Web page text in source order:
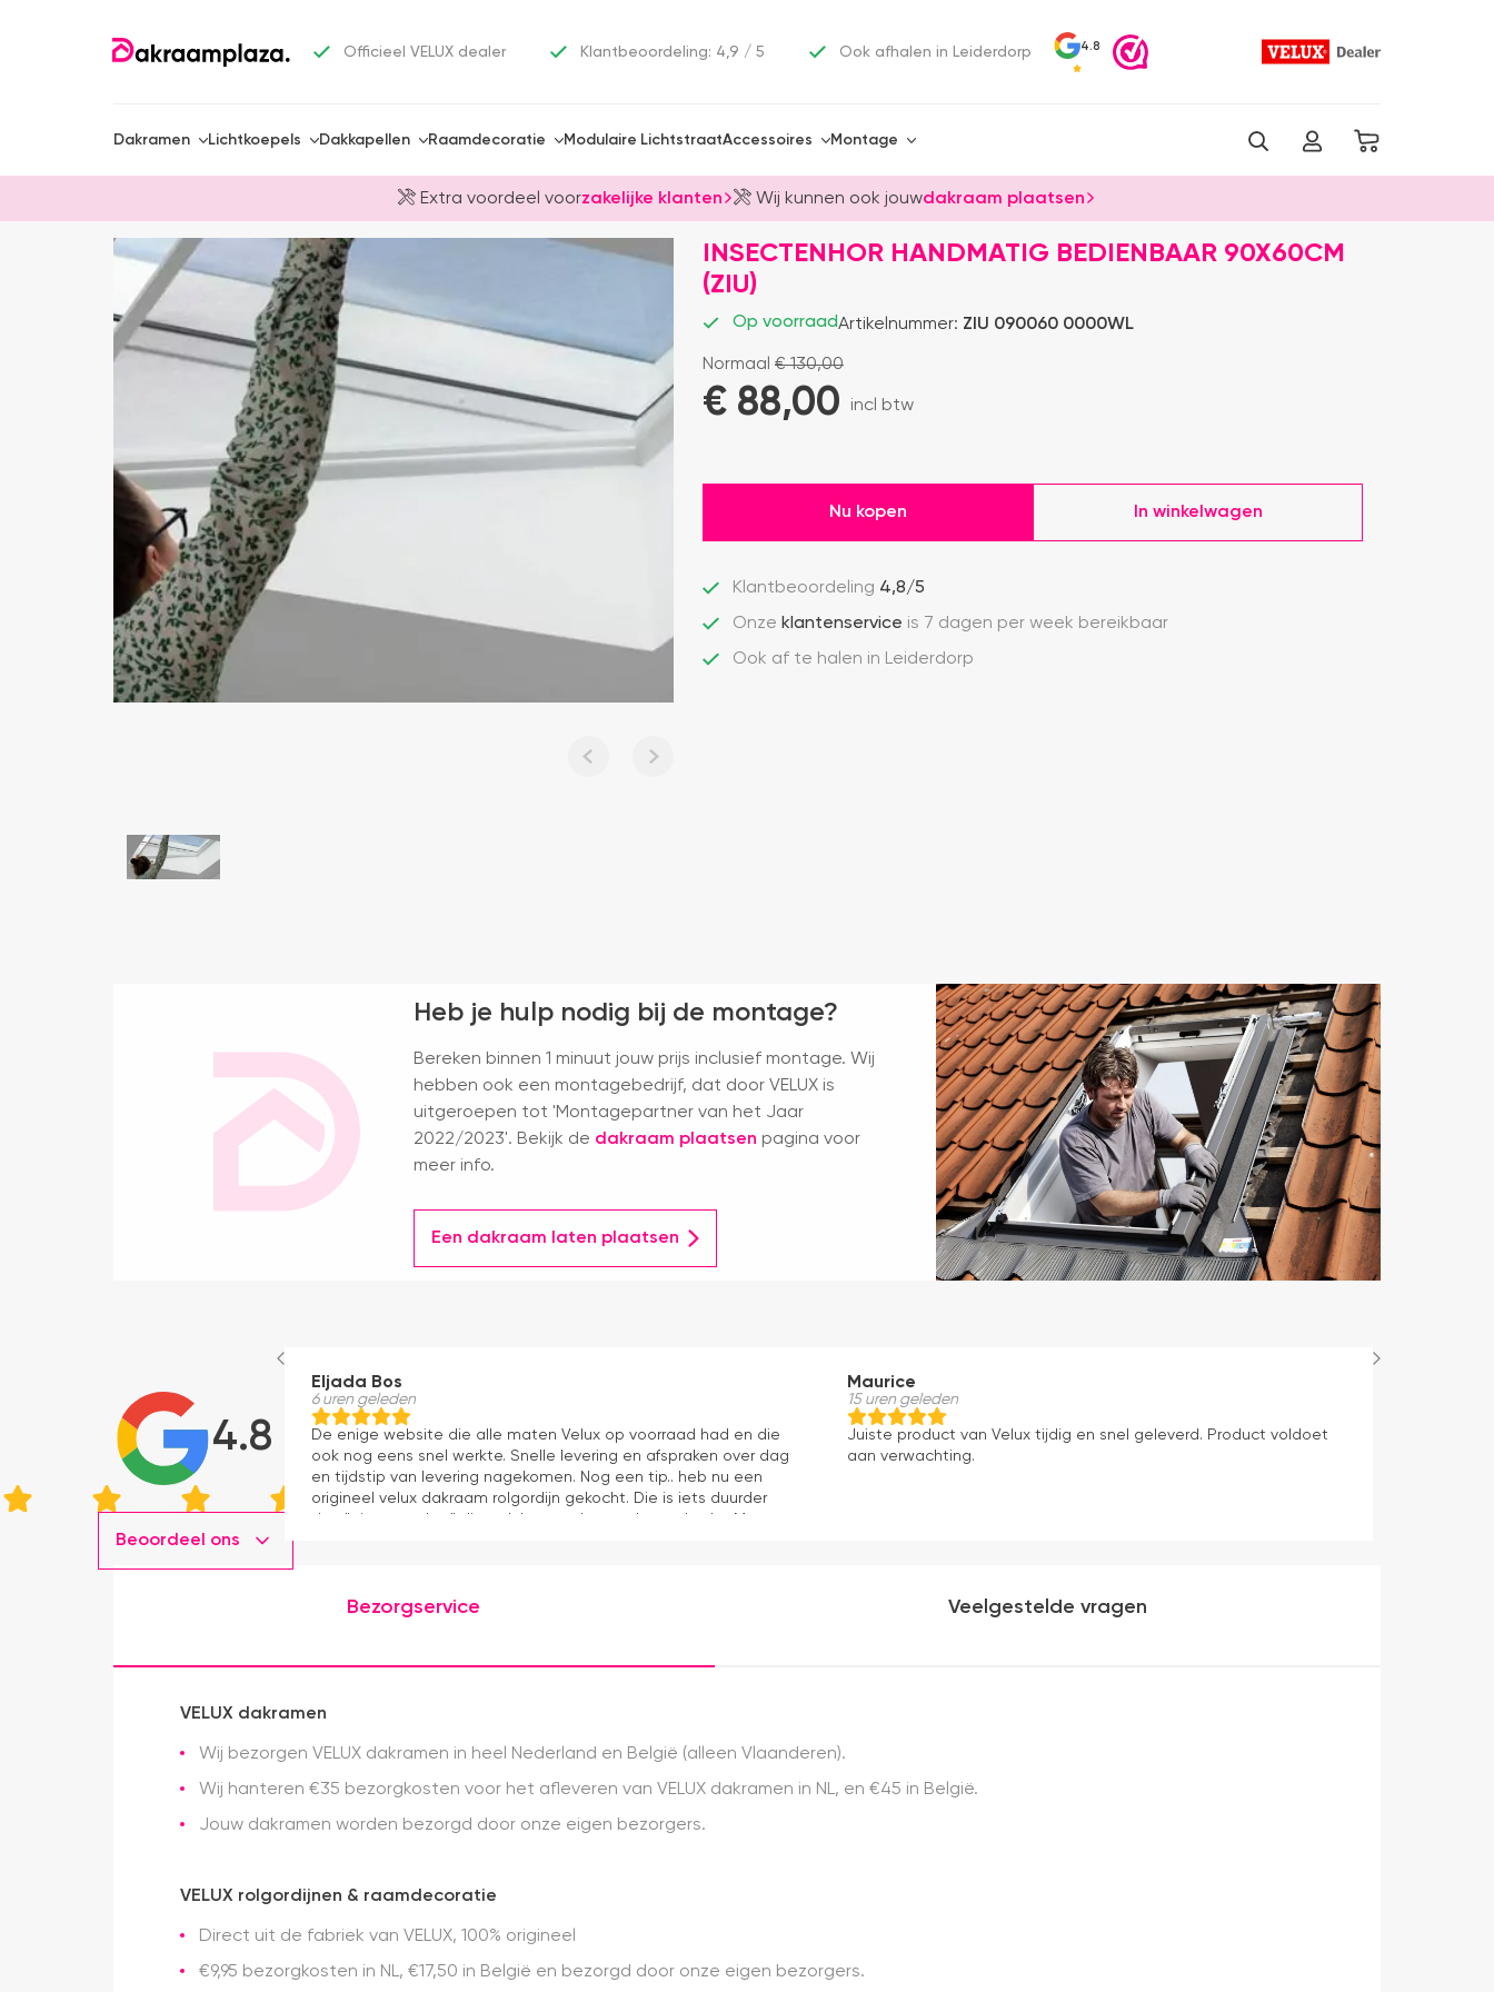
Officieel VELUX dealer Klantbeoordeling: 4,9 / 5 Ook afhalen in Leiderdorp 4.8
Dakramen Lichtkoepels Dakkapellen Raamdecoratie Modulaire LichtstraatAccessoires Montage
Extra voordeel voorzakelijke klanten Wij kunnen ook jouwdakraam plaatsen
INSECTENHOR HANDMATIG BEDIENBAAR 90X60CM
(ZIU)
Op voorraadArtikelnummer: ZIU 090060 0000WL
Normaal €130,00
€ 88,00 incl btw
Nu kopen In winkelwagen
Klantbeoordeling 4,8/5
Onze klantenservice is 7 dagen per week bereikbaar
Ook af te halen in Leiderdorp
Heb je hulp nodig bij de montage?
Bereken binnen 1 minuut jouw prijs inclusief montage. Wij
hebben ook een montagebedrijf, dat door VELUX is
uitgeroepen tot 'Montagepartner van het Jaar
2022/2023'. Bekijk de dakraam plaatsen pagina voor
meer info.
Een dakraam laten plaatsen
4.8
Beoordeel ons
Eljada Bos
6 uren geleden
De enige website die alle maten Velux op voorraad had en die
ook nog eens snel werkte. Snelle levering en afspraken over dag
en tijdstip van levering nagekomen. Nog een tip.. heb nu een
origineel velux dakraam rolgordijn gekocht. Die is iets duurder
dan "eigen merken" die ook het en der worden verkocht. Maar
Maurice
15 uren geleden
Juiste product van Velux tijdig en snel geleverd. Product voldoet
aan verwachting.
Bezorgservice Veelgestelde vragen
VELUX dakramen
Wij bezorgen VELUX dakramen in heel Nederland en België (alleen Vlaanderen).
Wij hanteren €35 bezorgkosten voor het afleveren van VELUX dakramen in NL, en €45 in België.
Jouw dakramen worden bezorgd door onze eigen bezorgers.
VELUX rolgordijnen & raamdecoratie
Direct uit de fabriek van VELUX, 100% origineel
€9,95 bezorgkosten in NL, €17,50 in België en bezorgd door onze eigen bezorgers.